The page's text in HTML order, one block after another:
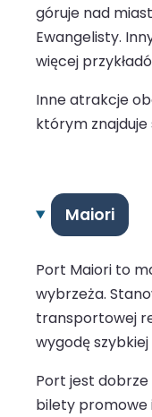
góruje nad
Ewangelisty.
więcej
Inne atrakcje
którym znajduje
Maiori
Port Maiori to
wybrzeża.
transportowej
wygodę
Port jest
bilety promowe